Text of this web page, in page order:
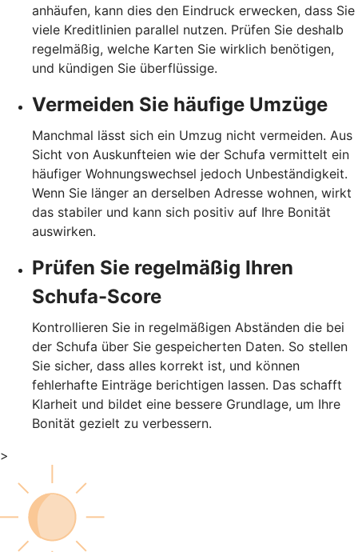
anhäufen, kann dies den Eindruck erwecken, dass Sie
viele Kreditlinien parallel nutzen. Prüfen Sie deshalb
regelmäßig, welche Karten Sie wirklich benötigen,
und kündigen Sie überflüssige.
Vermeiden Sie häufige Umzüge
Manchmal lässt sich ein Umzug nicht vermeiden. Aus
Sicht von Auskunfteien wie der Schufa vermittelt ein
häufiger Wohnungswechsel jedoch Unbeständigkeit.
Wenn Sie länger an derselben Adresse wohnen, wirkt
das stabiler und kann sich positiv auf Ihre Bonität
auswirken.
Prüfen Sie regelmäßig Ihren
Schufa-Score
Kontrollieren Sie in regelmäßigen Abständen die bei
der Schufa über Sie gespeicherten Daten. So stellen
Sie sicher, dass alles korrekt ist, und können
fehlerhafte Einträge berichtigen lassen. Das schafft
Klarheit und bildet eine bessere Grundlage, um Ihre
Bonität gezielt zu verbessern.
>